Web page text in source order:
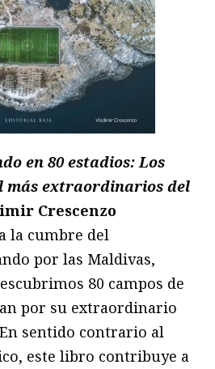
en 80 estadios: Los
más extraordinarios del
Crescenzo
la cumbre del
por las Maldivas,
80 campos de
por su extraordinario
sentido contrario al
este libro contribuye a